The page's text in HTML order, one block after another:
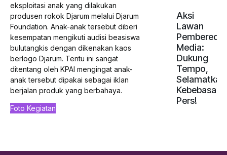
eksploitasi anak yang dilakukan
produsen rokok Djarum melalui Djarum
Foundation. Anak-anak tersebut diberi
kesempatan mengikuti audisi beasiswa
bulutangkis dengan dikenakan kaos
berlogo Djarum. Tentu ini sangat
ditentang oleh KPAI mengingat anak-
anak tersebut dipakai sebagai iklan
berjalan produk yang berbahaya.
Foto Kegiatan
Aksi
Lawan
Media:
Dukung
Tempo,
Selamatkan
Kebebasan
Pers!